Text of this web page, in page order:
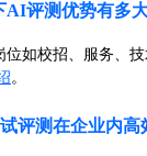
AI评测优势有多
如校招、服务、
。
评测在企业内高